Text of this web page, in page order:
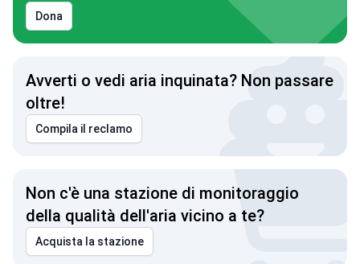
Dona
Avverti o vedi aria inquinata? Non passare
oltre!
Compila il reclamo
Non c'è una stazione di monitoraggio
della qualità dell'aria vicino a te?
Acquista la stazione